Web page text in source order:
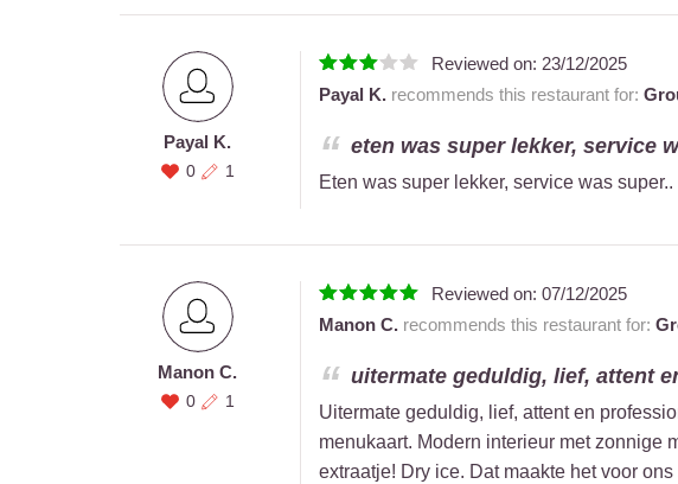
Payal K.
0 1
Reviewed on: 23/12/2025
Payal K.recommends this restaurant for:
eten was super lekker, service
Eten was super lekker, service was
Manon C.
0 1
Reviewed on: 07/12/2025
Manon C.recommends this restaurant for:
uitermate geduldig, lief, attent
Uitermate geduldig, lief, attent en
menukaart. Modern interieur met zonnige
extraatje! Dry ice. Dat maakte het voor